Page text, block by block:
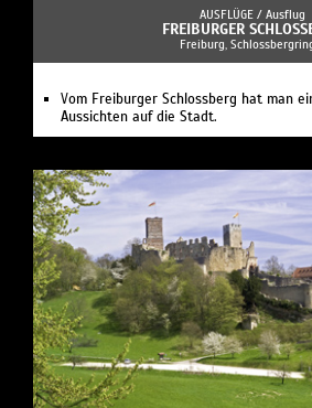
AUSFLÜGE / Ausflug
FREIBURGER
Freiburg,
Vom Freiburger Schlossberg hat man
Aussichten auf die Stadt.